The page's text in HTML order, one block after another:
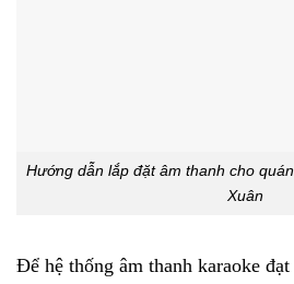
Hướng dẫn lắp đặt âm thanh cho
Xuân
Để hệ thống âm thanh karaoke